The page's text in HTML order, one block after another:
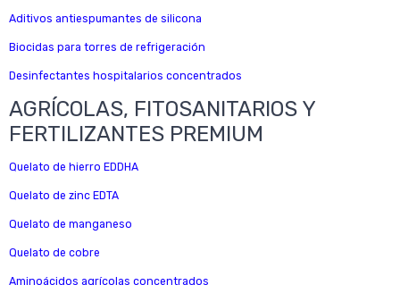
Aditivos antiespumantes de silicona
Biocidas para torres de refrigeración
Desinfectantes hospitalarios concentrados
AGRÍCOLAS, FITOSANITARIOS Y
FERTILIZANTES PREMIUM
Quelato de hierro EDDHA
Quelato de zinc EDTA
Quelato de manganeso
Quelato de cobre
Aminoácidos agrícolas concentrados